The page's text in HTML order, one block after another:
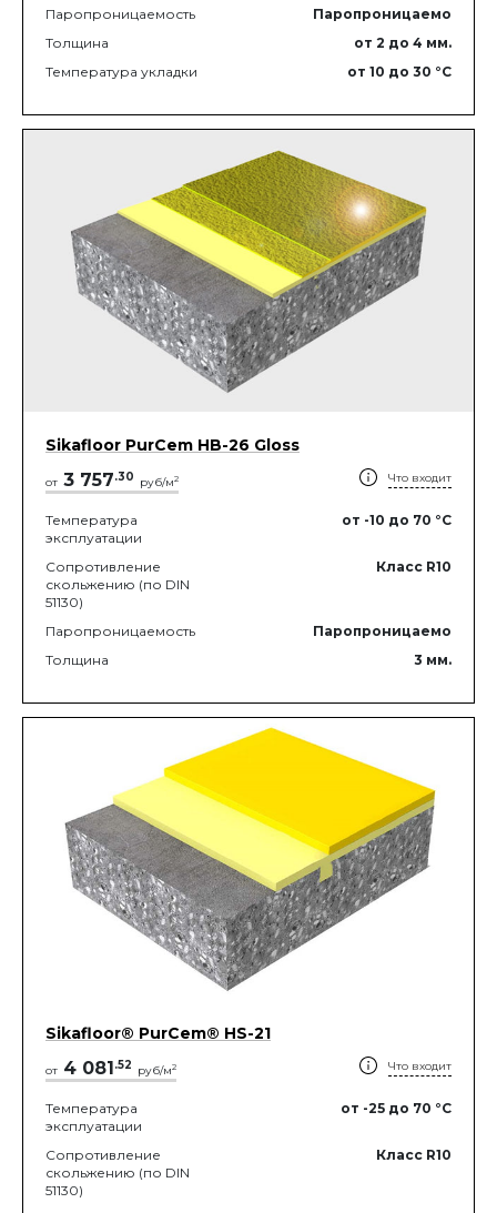
Паропроницаемость
Паропроницаемо
Толщина
от 2 до 4 мм.
Температура укладки
от 10 до 30 °C
Sikafloor PurCem HB-26 Gloss
от 3 757.30 руб/м2 Что входит
Температура
эксплуатации
от -10 до 70 °C
Сопротивление
скольжению (по DIN
51130)
Класс R10
Паропроницаемость
Паропроницаемо
Толщина
3 мм.
Sikafloor® PurCem® HS-21
от 4 081.52 руб/м2 Что входит
Температура
эксплуатации
от -25 до 70 °C
Сопротивление
скольжению (по DIN
51130)
Класс R10